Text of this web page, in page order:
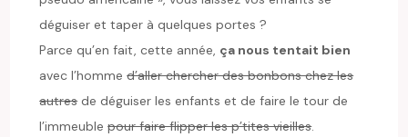
déguiser et taper à quelques portes ?
Parce qu’en fait, cette année, ça nous tentait bien
avec l’hommed’aller chercher des bonbons chez les
autresde déguiser les enfants et de faire le tour de
l’immeublepour faire flipper les p’tites vieilles.